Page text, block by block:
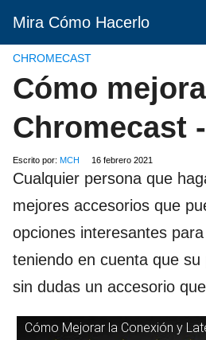
Mira Cómo Hacerlo
CHROMECAST
Cómo
Chromecast
Escrito por: MCH 16 febrero 2021
Cualquier persona que
mejores accesorios que
opciones interesantes
teniendo en cuenta que
sin dudas un accesorio
Cómo Mejorar la Conexión y